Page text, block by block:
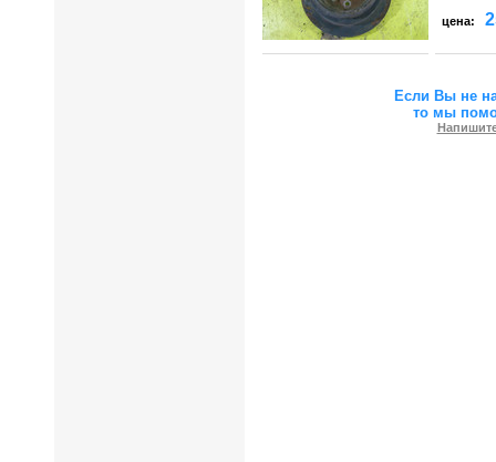
цена:
Если Вы не
то мы